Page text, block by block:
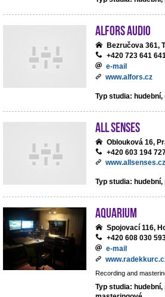
ALFORS audio
Bezručova 361,
+420 723 641
e-mail
www.alfors.cz
Typ studia:
All Senses
Oblouková 16,
+420 603 194
www.allsenses.cz
Typ studia:
Aquarium
Spojovací 116,
+420 608 030
e-mail
Recording and
Typ studia: